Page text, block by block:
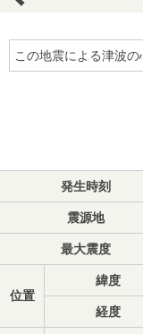
この地震による津波の
発生時刻
震源地
最大震度
位置
緯度
経度